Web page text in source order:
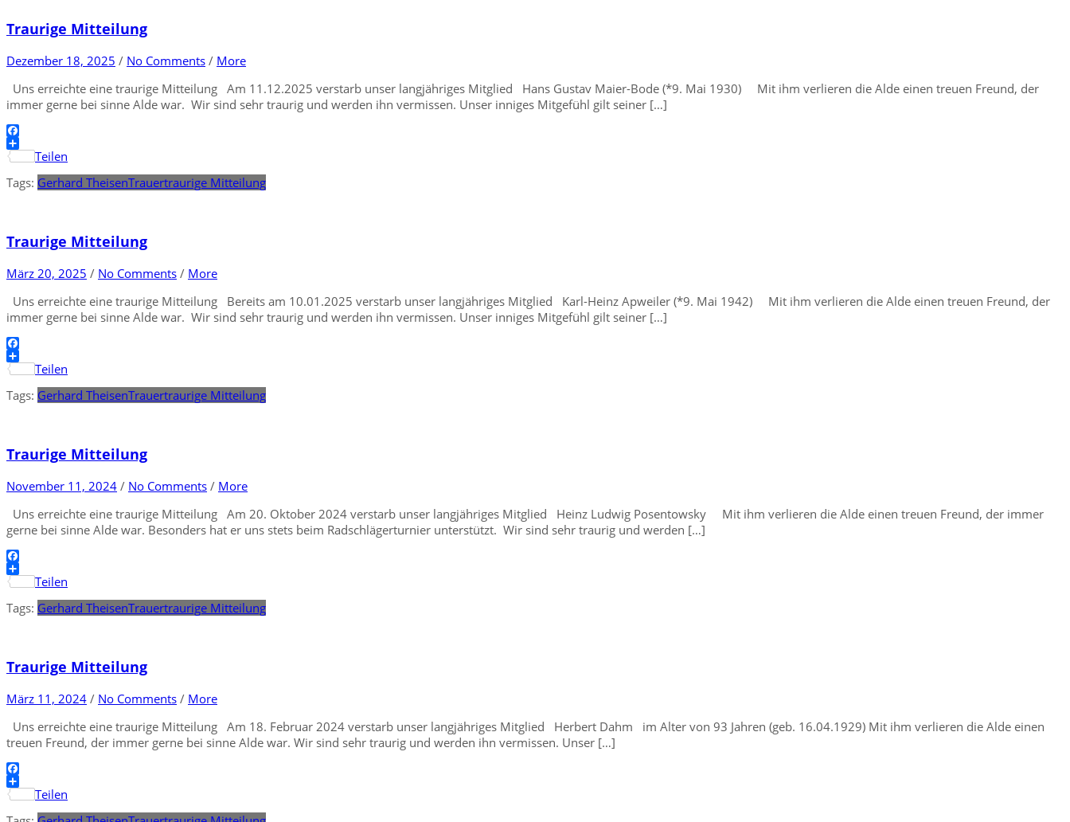
Traurige Mitteilung
Dezember 18, 2025 / No Comments / More
Uns erreichte eine traurige Mitteilung Am 11.12.2025 verstarb unser langjähriges Mitglied Hans Gustav Maier-Bode (*9. Mai 1930) Mit ihm verlieren die Alde einen treuen Freund, der
immer gerne bei sinne Alde war. Wir sind sehr traurig und werden ihn vermissen. Unser inniges Mitgefühl gilt seiner […]
Facebook
Teilen
Tags: Gerhard TheisenTrauertraurige Mitteilung
Traurige Mitteilung
März 20, 2025 / No Comments / More
Uns erreichte eine traurige Mitteilung Bereits am 10.01.2025 verstarb unser langjähriges Mitglied Karl-Heinz Apweiler (*9. Mai 1942) Mit ihm verlieren die Alde einen treuen Freund, der
immer gerne bei sinne Alde war. Wir sind sehr traurig und werden ihn vermissen. Unser inniges Mitgefühl gilt seiner […]
Facebook
Teilen
Tags: Gerhard TheisenTrauertraurige Mitteilung
Traurige Mitteilung
November 11, 2024 / No Comments / More
Uns erreichte eine traurige Mitteilung Am 20. Oktober 2024 verstarb unser langjähriges Mitglied Heinz Ludwig Posentowsky Mit ihm verlieren die Alde einen treuen Freund, der immer
gerne bei sinne Alde war. Besonders hat er uns stets beim Radschlägerturnier unterstützt. Wir sind sehr traurig und werden […]
Facebook
Teilen
Tags: Gerhard TheisenTrauertraurige Mitteilung
Traurige Mitteilung
März 11, 2024 / No Comments / More
Uns erreichte eine traurige Mitteilung Am 18. Februar 2024 verstarb unser langjähriges Mitglied Herbert Dahm im Alter von 93 Jahren (geb. 16.04.1929) Mit ihm verlieren die Alde einen
treuen Freund, der immer gerne bei sinne Alde war. Wir sind sehr traurig und werden ihn vermissen. Unser […]
Facebook
Teilen